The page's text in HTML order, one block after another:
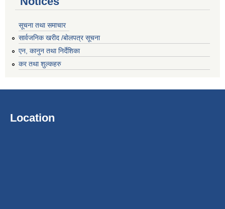
सूचना तथा समाचार
सार्वजनिक खरीद /बोलपत्र सूचना
एन, कानुन तथा निर्देशिका
कर तथा शुल्कहरु
Location